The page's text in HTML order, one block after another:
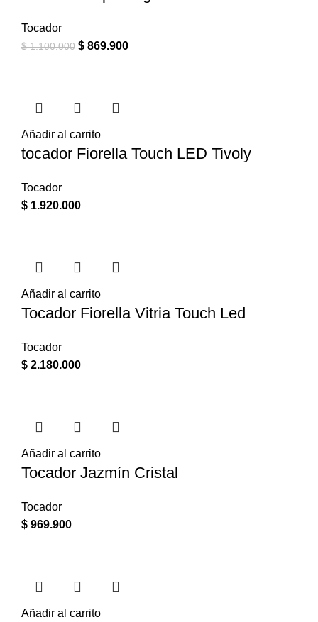
Tocador
$1.100.000 $ 869.900
Añadir al carrito
tocador Fiorella Touch LED Tivoly
Tocador
$ 1.920.000
Añadir al carrito
Tocador Fiorella Vitria Touch Led
Tocador
$ 2.180.000
Añadir al carrito
Tocador Jazmín Cristal
Tocador
$ 969.900
Añadir al carrito